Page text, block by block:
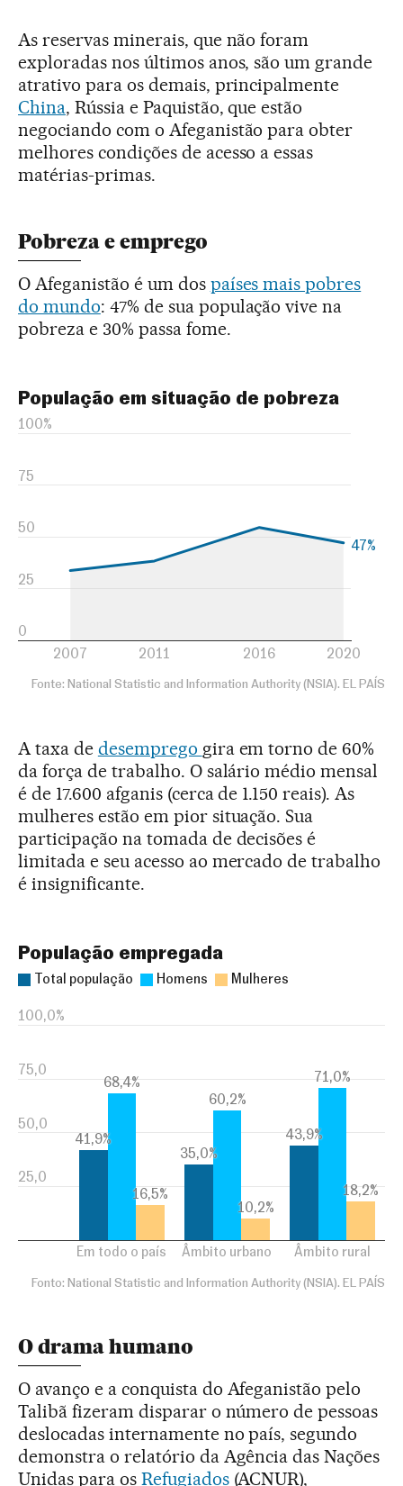
As reservas minerais, que não foram
exploradas nos últimos anos, são um grande
atrativo para os demais, principalmente
China, Rússia e Paquistão, que estão
negociando com o Afeganistão para obter
melhores condições de acesso a essas
matérias-primas.
Pobreza e emprego
O Afeganistão é um dos países mais pobres
do mundo: 47% de sua população vive na
pobreza e 30% passa fome.
A taxa de desemprego gira em torno de 60%
da força de trabalho. O salário médio mensal
é de 17.600 afganis (cerca de 1.150 reais). As
mulheres estão em pior situação. Sua
participação na tomada de decisões é
limitada e seu acesso ao mercado de trabalho
é insignificante.
O drama humano
O avanço e a conquista do Afeganistão pelo
Talibã fizeram disparar o número de pessoas
deslocadas internamente no país, segundo
demonstra o relatório da Agência das Nações
Unidas para os Refugiados (ACNUR),